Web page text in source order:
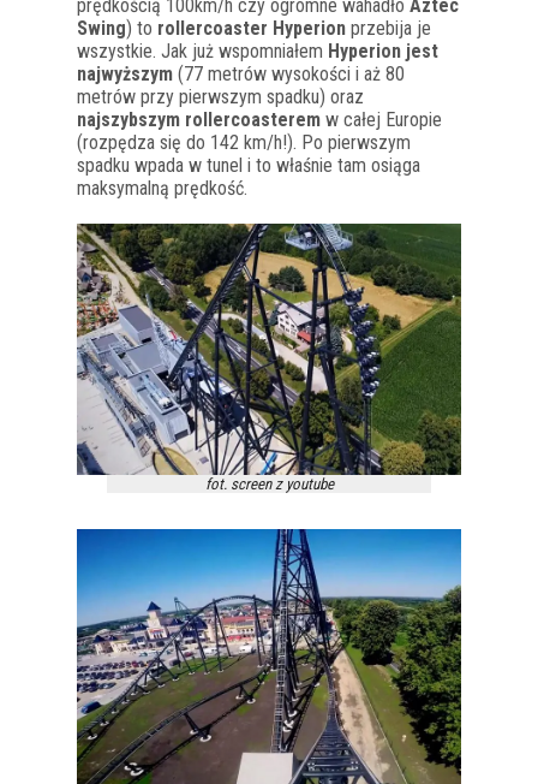
prędkością 100km/h czy ogromne wahadło Aztec
Swing) to rollercoaster Hyperion przebija je
wszystkie. Jak już wspomniałem Hyperion jest
najwyższym (77 metrów wysokości i aż 80
metrów przy pierwszym spadku) oraz
najszybszym rollercoasterem w całej Europie
(rozpędza się do 142 km/h!). Po pierwszym
spadku wpada w tunel i to właśnie tam osiąga
maksymalną prędkość.
fot. screen z youtube